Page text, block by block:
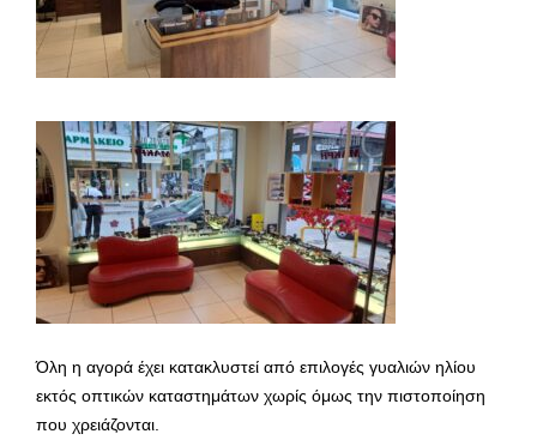
Όλη η αγορά έχει κατακλυστεί από επιλογές γυαλιών ηλίου
εκτός οπτικών καταστημάτων χωρίς όμως την πιστοποίηση
που χρειάζονται.